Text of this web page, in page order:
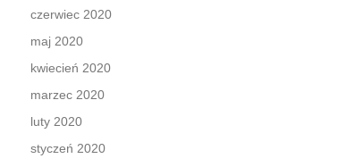
czerwiec 2020
maj 2020
kwiecień 2020
marzec 2020
luty 2020
styczeń 2020